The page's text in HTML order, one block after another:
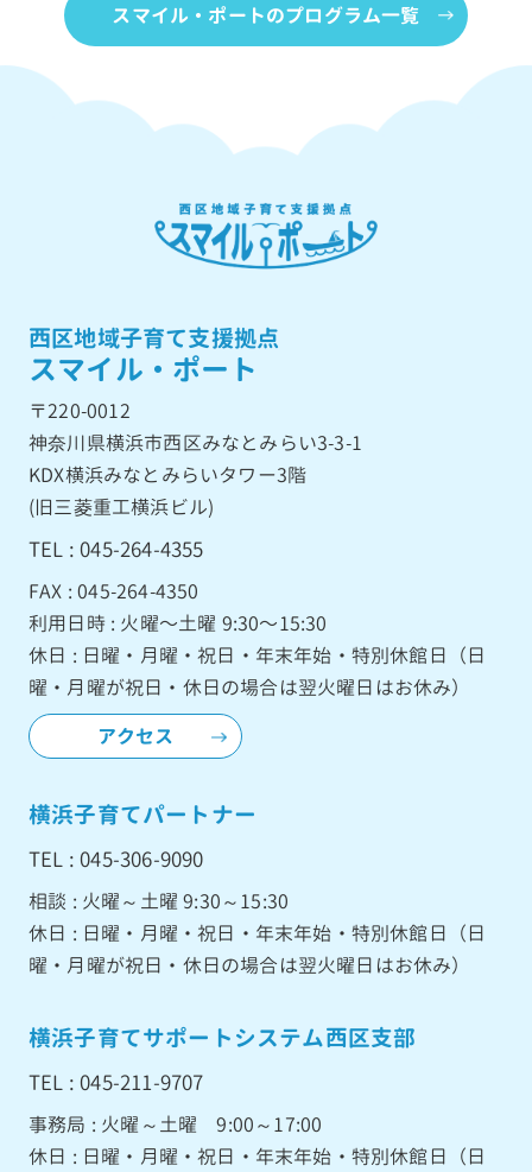
スマイル・ポートのプログラム一覧
西区地域子育て支援拠点
スマイル・ポート
〒220-0012
神奈川県横浜市西区みなとみらい3-3-1
KDX横浜みなとみらいタワー3階
(旧三菱重工横浜ビル)
TEL : 045-264-4355
FAX : 045-264-4350
利用日時 : 火曜〜土曜 9:30〜15:30
休日 : 日曜・月曜・祝日・年末年始・特別休館日（日
曜・月曜が祝日・休日の場合は翌火曜日はお休み）
アクセス
横浜子育てパートナー
TEL : 045-306-9090
相談 : 火曜～土曜 9:30～15:30
休日 : 日曜・月曜・祝日・年末年始・特別休館日（日
曜・月曜が祝日・休日の場合は翌火曜日はお休み）
横浜子育てサポートシステム西区支部
TEL : 045-211-9707
事務局 : 火曜～土曜 9:00～17:00
休日 : 日曜・月曜・祝日・年末年始・特別休館日（日